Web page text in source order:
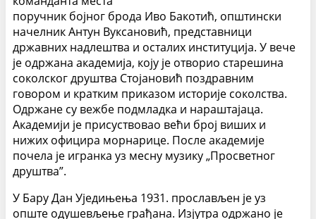
поручник бојног брода Иво Бакотић, општински
начелник Антун Вуксановић, представници
државних надлештва и осталих институција. У вече
је одржана академија, коју је отворио старешина
соколског друштва Стојановић поздравним
говором и кратким приказом историје соколства.
Одржане су вежбе подмладка и нараштајаца.
Академији је присуствовао већи број виших и
нижих официра морнарице. После академије
почела је игранка уз месну музику „Просветног
друштва”.
У Бару Дан Уједињења 1931. прослављен је уз
опште одушевљење грађана. Изјутра одржано је